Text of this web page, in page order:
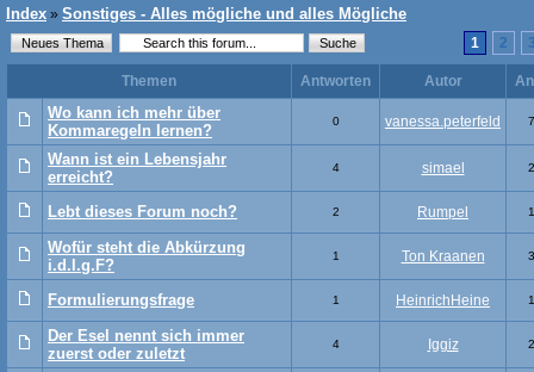
Index » Sonstiges - Alles mögliche und alles Mögliche
1 2
Themen Antworten Autor
Wo kann ich mehr über
Kommaregeln lernen?
0 vanessa.peterfeld
Wann ist ein Lebensjahr
erreicht?
4 simael
Lebt dieses Forum noch? 2 Rumpel
Wofür steht die Abkürzung
i.d.l.g.F?
1 Ton Kraanen
Formulierungsfrage 1 HeinrichHeine
Der Esel nennt sich immer
zuerst oder zuletzt
4 Iggiz